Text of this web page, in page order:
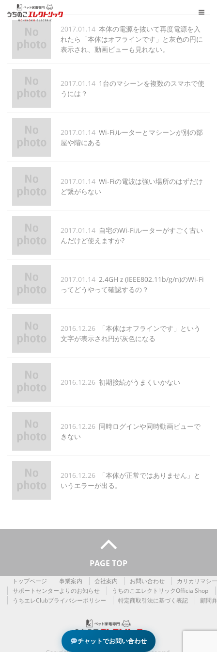
2017.01.14 本体の電源を抜いて再度電源を入
れたら「本体はオフラインです」と灰色の円に
表示され、動画ビューも見れない。
2017.01.14 1台のマシーンを複数のスマホで使
うには？
2017.01.14 Wi-Fiルーターとマシーンが別の部
屋や階にある
2017.01.14 Wi-Fiの電波は強い場所のはずだけ
ど繋がらない
2017.01.14 自宅のWi-Fiルーターがすごく古い
んだけど使えますか?
2017.01.14 2.4GHｚ(IEEE802.11b/g/n)のWi-Fi
ってどうやって確認するの？
2016.12.26
「本体はオフラインです」という
文字が表示され円が灰色になる
2016.12.26 初期接続がうまくいかない
2016.12.26 同時ログインや同時動画ビューで
きない
2016.12.26
「本体が正常ではありません」と
いうエラーが出る。
PAGE TOP
トップページ 事業案内 会社案内 お問い合わせ
カリカリマシ
サポートセンターよりのお知らせ
うちのこエレクトリックOfficialShop
うちエレClubプライバシーポリシー
特定商取引法に基づく表記 顧問
チャットでお問い合わせ